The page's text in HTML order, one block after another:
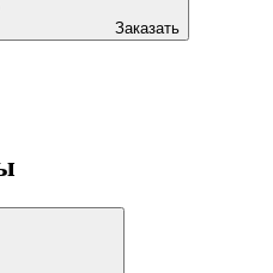
Заказать